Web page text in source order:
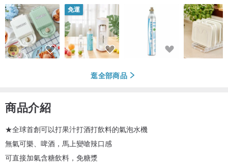
免運
逛全部商品
商品介紹
★全球首創可以打果汁打酒打飲料的氣泡水機
無氣可樂、啤酒，馬上變嗆辣口感
可直接加氣含糖飲料，免糖漿